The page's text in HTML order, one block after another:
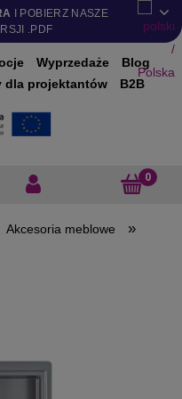
I POBIERZ NASZE
.PDF
Wyprzedaże
Blog
dla projektantów B2B
Akcesoria meblowe »